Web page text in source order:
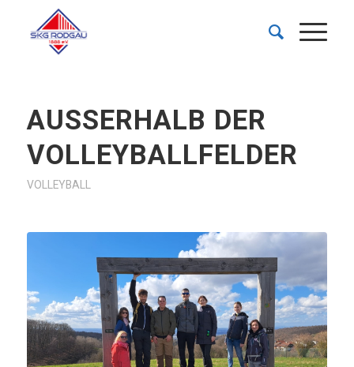
AUSSERHALB DER V
OLLEYBALLFELDER
VOLLEYBALL